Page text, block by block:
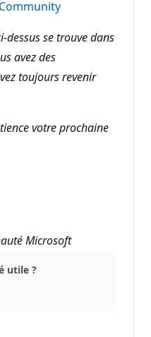
dessus se trouve dans
avez des
toujours revenir
votre prochaine
Microsoft
utile ?